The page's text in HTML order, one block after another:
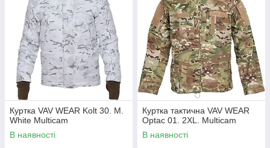
Куртка VAV WEAR Kolt 30. M.
White Multicam
В наявності
Куртка тактична VAV WEAR
Optac 01. 2XL. Multicam
В наявності